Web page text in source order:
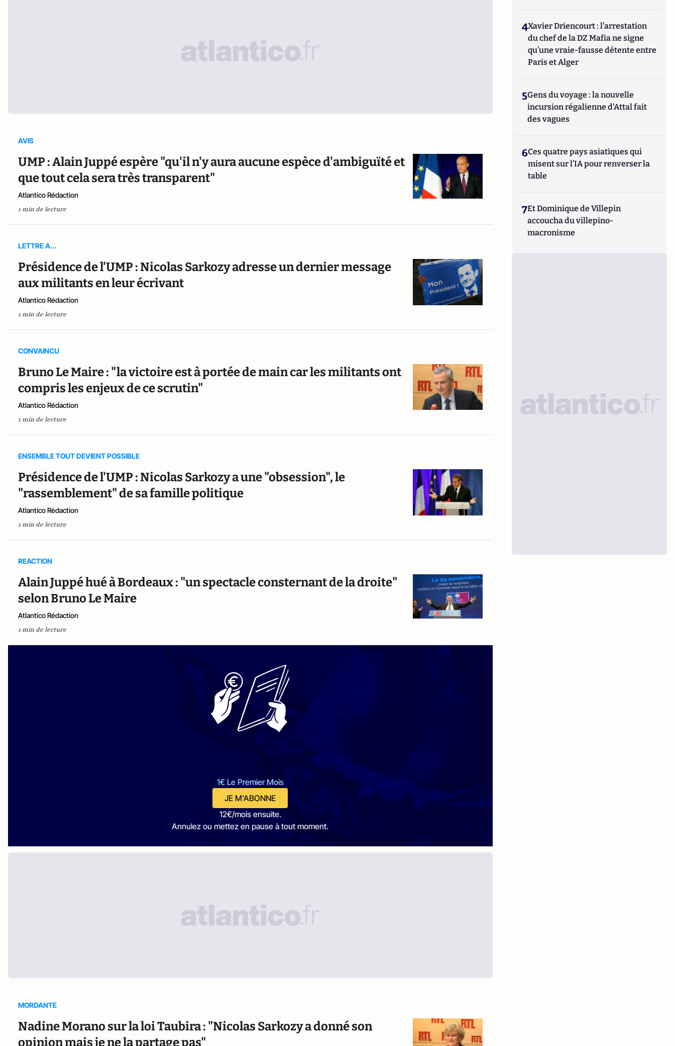
AVIS
UMP : Alain Juppé espère "qu'il n'y aura aucune espèce d'ambiguïté et
que tout cela sera très transparent"
Atlantico Rédaction
1 min de lecture
LETTRE A...
Présidence de l'UMP : Nicolas Sarkozy adresse un dernier message
aux militants en leur écrivant
Atlantico Rédaction
1 min de lecture
CONVAINCU
Bruno Le Maire : "la victoire est à portée de main car les militants ont
compris les enjeux de ce scrutin"
Atlantico Rédaction
1 min de lecture
ENSEMBLE TOUT DEVIENT POSSIBLE
Présidence de l'UMP : Nicolas Sarkozy a une "obsession", le
"rassemblement" de sa famille politique
Atlantico Rédaction
1 min de lecture
REACTION
Alain Juppé hué à Bordeaux : "un spectacle consternant de la droite"
selon Bruno Le Maire
Atlantico Rédaction
1 min de lecture
1€ Le Premier Mois
JE M'ABONNE
12€/mois ensuite.
Annulez ou mettez en pause à tout moment.
MORDANTE
Nadine Morano sur la loi Taubira : "Nicolas Sarkozy a donné son
opinion mais je ne la partage pas"
4Xavier Driencourt : l’arrestation
du chef de la DZ Mafia ne signe
qu’une vraie-fausse détente entre
Paris et Alger
5Gens du voyage : la nouvelle
incursion régalienne d'Attal fait
des vagues
6Ces quatre pays asiatiques qui
misent sur l’IA pour renverser la
table
7Et Dominique de Villepin
accoucha du villepino-
macronisme